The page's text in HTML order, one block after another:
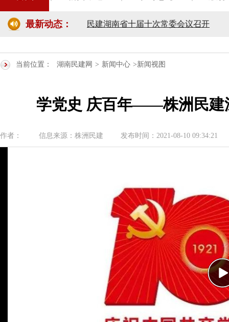
最新动态： 民建湖南省十届十次常委会议召开
民建湖南省委会十届五次全会召开
民建湖南省第十届委员会内部监督委
当前位置： 湖南民建网 > 新闻中心 >新闻视图
学党史 庆百年——株洲民建
作者： 信息来源：株洲民建 发布时间：2021-08-10 09:34:21